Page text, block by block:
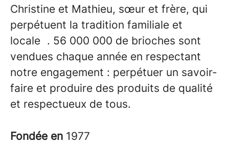
Christine et Mathieu, sœur et frère, qui
perpétuent la tradition familiale et
locale . 56 000 000 de brioches sont
vendues chaque année en respectant
notre engagement : perpétuer un savoir-
faire et produire des produits de qualité
et respectueux de tous.
Fondée en 1977